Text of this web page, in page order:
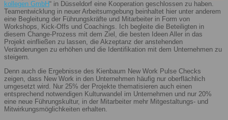
kollegen GmbH“ in Düsseldorf eine Kooperation geschlossen zu haben.
Teamentwicklung in neuer Arbeitsumgebung beinhaltet hier unter anderem
eine Begleitung der Führungskräfte und Mitarbeiter in Form von
Workshops, Kick-Offs und Coachings. Ich begleite die Beteiligten in
diesem Change-Prozess mit dem Ziel, die besten Ideen Aller in das
Projekt einfließen zu lassen, die Akzeptanz der anstehenden
Veränderungen zu erhöhen und die Identifikation mit dem Unternehmen zu
steigern.
Denn auch die Ergebnisse des Kienbaum New Work Pulse Checks
zeigen, dass New Work in den Unternehmen häufig nur oberflächlich
umgesetzt wird. Nur 25% der Projekte thematisieren auch einen
entsprechend notwendigen Kulturwandel im Unternehmen und nur 20%
eine neue Führungskultur, in der Mitarbeiter mehr Mitgestaltungs- und
Mitwirkungsmöglichkeiten erhalten.